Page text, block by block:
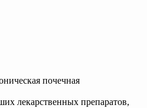
почечная
лекарственных препаратов,